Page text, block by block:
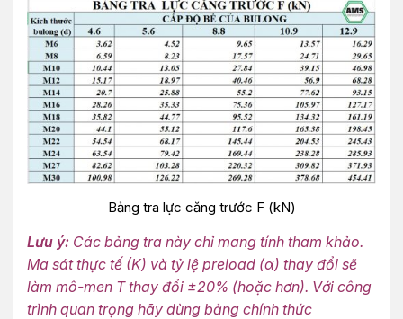
Bảng tra lực căng trước F (kN)
Lưu ý: Các bảng tra này chỉ mang tính tham khảo.
Ma sát thực tế (K) và tỷ lệ preload (α) thay đổi sẽ
làm mô-men T thay đổi ±20% (hoặc hơn). Với công
trình quan trọng hãy dùng bảng chính thức